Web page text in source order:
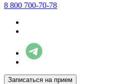
8 800 700-70-78
Записаться на прием